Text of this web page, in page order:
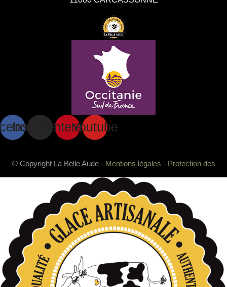
InstagramPinterestYoutube
© Copyright La Belle Aude - Mentions légales - Protection des
données